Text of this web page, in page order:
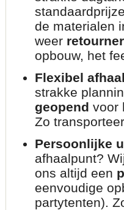
de materialen
weer
opbouw, het
Flexibel
strakke
geopend voor
Zo
Persoonlijke
afhaalpunt?
ons altijd een
eenvoudige
partytenten).